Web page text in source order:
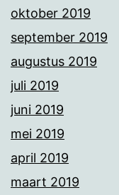
oktober 2019
september 2019
augustus 2019
juli 2019
juni 2019
mei 2019
april 2019
maart 2019